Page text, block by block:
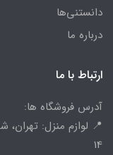
دانستنی‌ها
درباره ما
ارتباط با ما
آدرس فروشگاه ها:
📍 لوازم منزل:
14